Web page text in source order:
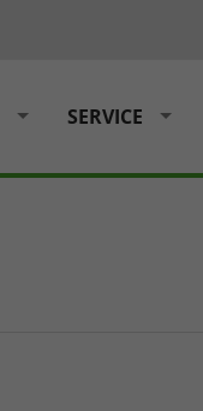
SERVICE